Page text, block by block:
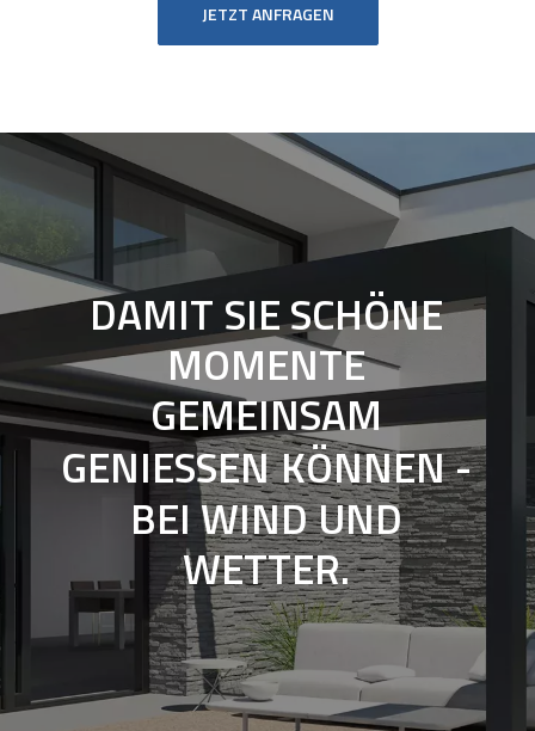
JETZT ANFRAGEN
DAMIT SIESCHÖNE
MOMENTE
GEMEINSAM
GENIESSENKÖNNEN-
BEI WINDUND
WETTER.